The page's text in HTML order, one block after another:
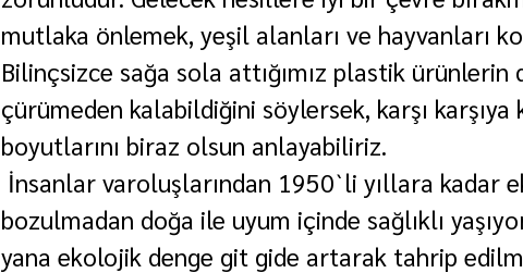
mutlaka önlemek, yeşil alanları ve hayvanları
Bilinçsizce sağa sola attığımız plastik ürünlerin
çürümeden kalabildiğini söylersek, karşı karşıya
boyutlarını biraz olsun anlayabiliriz.
İnsanlar varoluşlarından 1950`li yıllara kadar
bozulmadan doğa ile uyum içinde sağlıklı
yana ekolojik denge git gide artarak tahrip